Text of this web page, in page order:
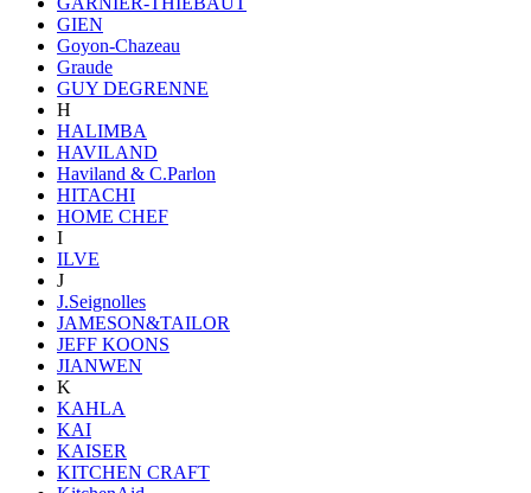
GIEN
Goyon-Chazeau
Graude
GUY DEGRENNE
H
HALIMBA
HAVILAND
Haviland & C.Parlon
HITACHI
HOME CHEF
I
ILVE
J
J.Seignolles
JAMESON&TAILOR
JEFF KOONS
JIANWEN
K
KAHLA
KAI
KAISER
KITCHEN CRAFT